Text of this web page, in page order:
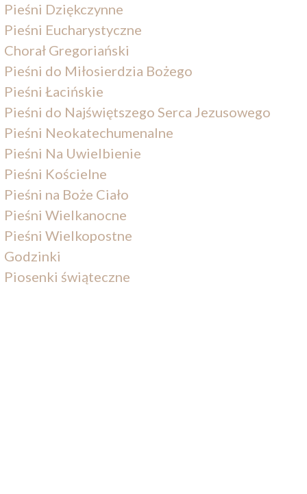
Pieśni Dziękczynne
Pieśni Eucharystyczne
Chorał Gregoriański
Pieśni do Miłosierdzia Bożego
Pieśni Łacińskie
Pieśni do Najświętszego Serca Jezusowego
Pieśni Neokatechumenalne
Pieśni Na Uwielbienie
Pieśni Kościelne
Pieśni na Boże Ciało
Pieśni Wielkanocne
Pieśni Wielkopostne
Godzinki
Piosenki świąteczne